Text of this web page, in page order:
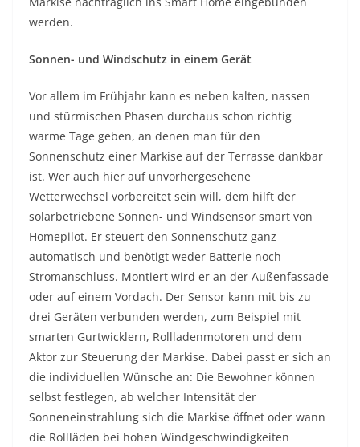
werden.
Sonnen- und Windschutz in einem Gerät
Vor allem im Frühjahr kann es neben kalten, nassen
und stürmischen Phasen durchaus schon richtig
warme Tage geben, an denen man für den
Sonnenschutz einer Markise auf der Terrasse dankbar
ist. Wer auch hier auf unvorhergesehene
Wetterwechsel vorbereitet sein will, dem hilft der
solarbetriebene Sonnen- und Windsensor smart von
Homepilot. Er steuert den Sonnenschutz ganz
automatisch und benötigt weder Batterie noch
Stromanschluss. Montiert wird er an der Außenfassade
oder auf einem Vordach. Der Sensor kann mit bis zu
drei Geräten verbunden werden, zum Beispiel mit
smarten Gurtwicklern, Rollladenmotoren und dem
Aktor zur Steuerung der Markise. Dabei passt er sich an
die individuellen Wünsche an: Die Bewohner können
selbst festlegen, ab welcher Intensität der
Sonneneinstrahlung sich die Markise öffnet oder wann
die Rollläden bei hohen Windgeschwindigkeiten